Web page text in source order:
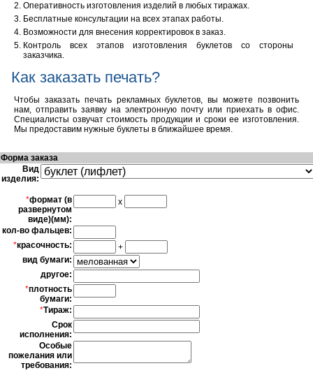
Оперативность изготовления изделий в любых тиражах.
Бесплатные консультации на всех этапах работы.
Возможности для внесения корректировок в заказ.
Контроль всех этапов изготовления буклетов со стороны
заказчика.
Как заказать печать?
Чтобы заказать печать рекламных буклетов, вы можете позвонить
нам, отправить заявку на электронную почту или приехать в офис.
Специалисты озвучат стоимость продукции и сроки ее изготовления.
Мы предоставим нужные буклеты в ближайшее время.
Форма заказа
Вид
изделия:
*формат (в
развернутом
виде)(мм):
x
кол-во фальцев:
*красочность:
+
вид бумаги:
другое:
*плотность
бумаги:
*Тираж:
Срок
исполнения:
Особые
пожелания или
требования: